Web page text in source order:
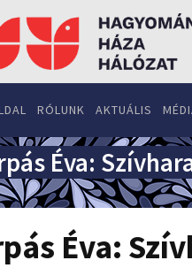
RÓLUNK AKTUÁLIS
Éva:
Éva: